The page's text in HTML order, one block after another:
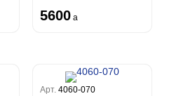
5600 a
Арт. 4060-070